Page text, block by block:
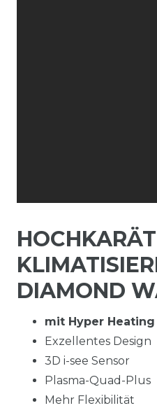
DIAMOND
mit Hyper
Exzellentes Design
3D i-see Sensor
Plasma-Quad-Plus
Mehr Flexibilität